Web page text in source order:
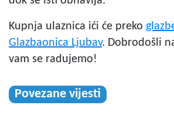
Kupnja ulaznica ići će preko
Glazbaonica Ljubav. Dobrodošli
vam se radujemo!
Povezane vijesti